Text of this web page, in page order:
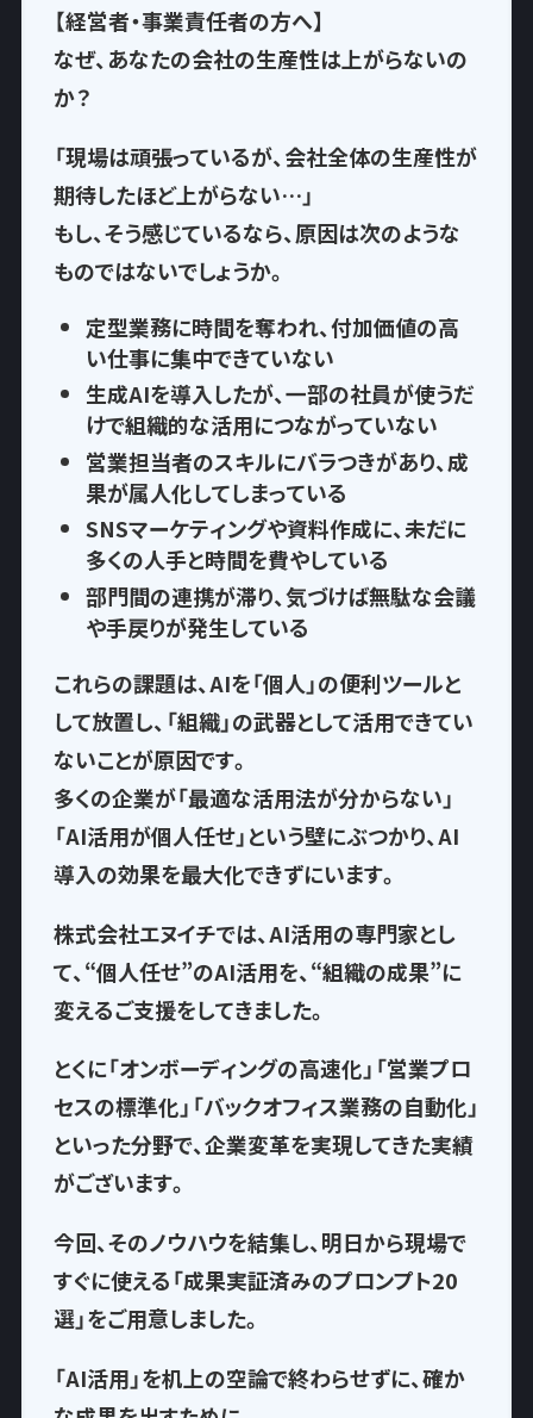
【経営者・事業責任者の方へ】
なぜ、あなたの会社の生産性は上がらないの
か？
「現場は頑張っているが、会社全体の生産性が
期待したほど上がらない…」
もし、そう感じているなら、原因は次のような
ものではないでしょうか。
定型業務に時間を奪われ、付加価値の高
い仕事に集中できていない
生成AIを導入したが、一部の社員が使うだ
けで組織的な活用につながっていない
営業担当者のスキルにバラつきがあり、成
果が属人化してしまっている
SNSマーケティングや資料作成に、未だに
多くの人手と時間を費やしている
部門間の連携が滞り、気づけば無駄な会議
や手戻りが発生している
これらの課題は、AIを「個人」の便利ツールと
して放置し、 「組織」の武器として活用できてい
ないことが原因です。
多くの企業が「最適な活用法が分からない」
「AI活用が個人任せ」という壁にぶつかり、AI
導入の効果を最大化できずにいます。
株式会社エヌイチでは、AI活用の専門家とし
て、“個人任せ”のAI活用を、“組織の成果”に
変えるご支援をしてきました。
とくに「オンボーディングの高速化」「営業プロ
セスの標準化」「バックオフィス業務の自動化」
といった分野で、企業変革を実現してきた実績
がございます。
今回、そのノウハウを結集し、明日から現場で
すぐに使える「成果実証済みのプロンプト20
選」をご用意しました。
「AI活用」を机上の空論で終わらせずに、確か